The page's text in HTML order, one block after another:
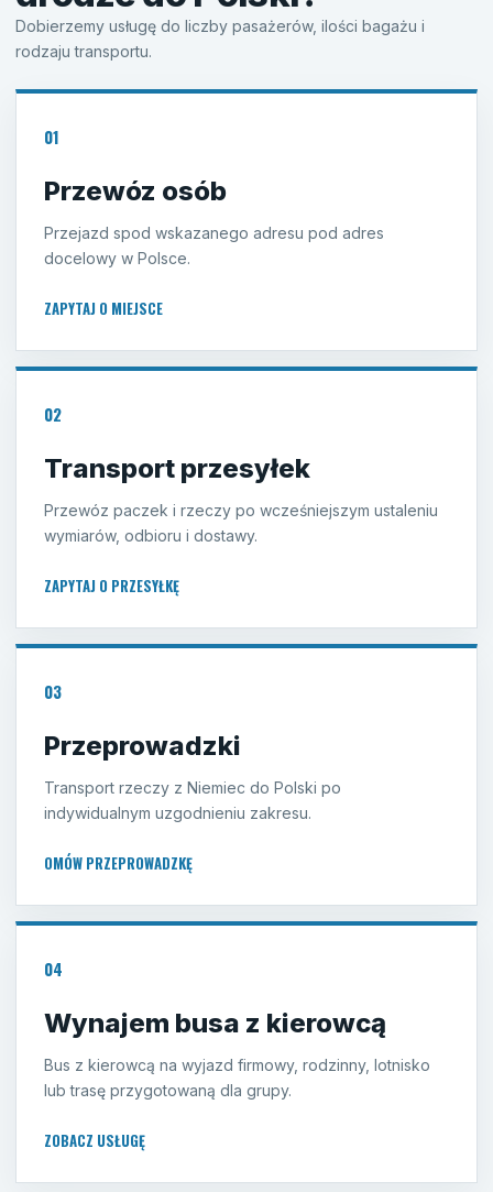
Dobierzemy usługę do liczby pasażerów, ilości bagażu i
rodzaju transportu.
01
Przewóz osób
Przejazd spod wskazanego adresu pod adres
docelowy w Polsce.
ZAPYTAJ O MIEJSCE
02
Transport przesyłek
Przewóz paczek i rzeczy po wcześniejszym ustaleniu
wymiarów, odbioru i dostawy.
ZAPYTAJ O PRZESYŁKĘ
03
Przeprowadzki
Transport rzeczy z Niemiec do Polski po
indywidualnym uzgodnieniu zakresu.
OMÓW PRZEPROWADZKĘ
04
Wynajem busa z kierowcą
Bus z kierowcą na wyjazd firmowy, rodzinny, lotnisko
lub trasę przygotowaną dla grupy.
ZOBACZ USŁUGĘ